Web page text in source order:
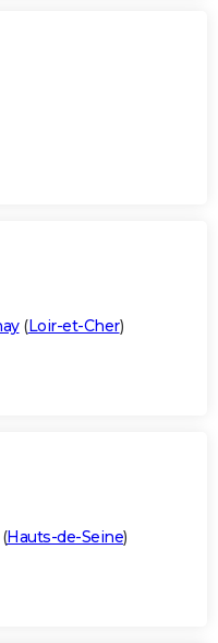
(Loir-et-Cher)
Hauts-de-Seine)